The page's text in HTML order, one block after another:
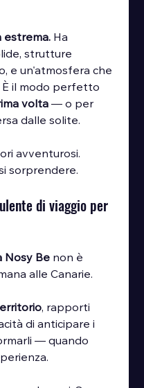
estrema. Ha
strutture
e un'atmosfera che
È il modo perfetto
volta — o per
dalle solite.
avventurosi.
sorprendere.
di viaggio per
Nosy Be non è
alle Canarie.
, rapporti
di anticipare i
— quando